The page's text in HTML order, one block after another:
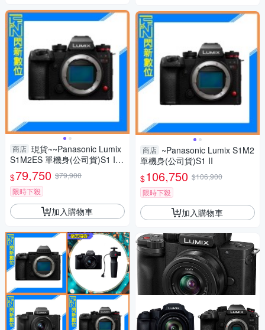
商店 現貨~~Panasonic Lumix
S1M2ES 單機身(公司貨)S1 II
ES
$79,750 $79,900
限時下殺
加入購物車
商店 ~Panasonic Lumix S1M2
單機身(公司貨)S1 II
$106,750 $106,900
限時下殺
加入購物車